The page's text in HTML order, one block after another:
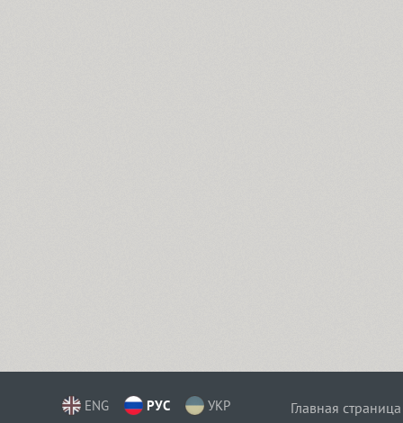
ENG РУС УКР Главная страница